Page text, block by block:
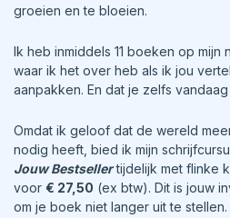
groeien en te bloeien.
Ik heb inmiddels 11 boeken op mijn
waar ik het over heb als ik jou
aanpakken. En dat je zelfs
Omdat ik geloof dat de wereld
nodig heeft, bied ik mijn
Jouw Bestsellertijdelijk met flinke
voor € 27,50 (ex btw). Dit is jouw
om je boek niet langer uit te